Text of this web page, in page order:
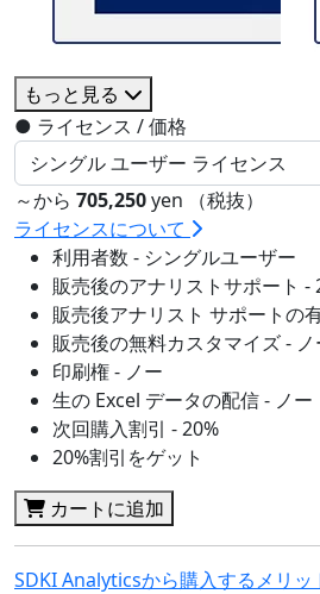
もっと見る
● ライセンス / 価格
～から 705,250yen （税抜）
ライセンスについて
利用者数 - シングルユーザー
販売後のアナリストサポート -
販売後アナリスト サポートの
販売後の無料カスタマイズ - ノ
印刷権 - ノー
生の Excel データの配信 - ノー
次回購入割引 - 20%
20%割引をゲット
カートに追加
SDKI Analyticsから購入するメリッ